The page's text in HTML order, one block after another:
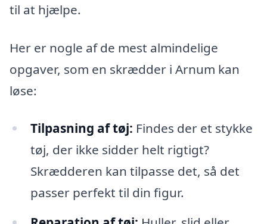
til at hjælpe.
Her er nogle af de mest almindelige
opgaver, som en skrædder i Arnum kan
løse:
Tilpasning af tøj: Findes der et stykke
tøj, der ikke sidder helt rigtigt?
Skrædderen kan tilpasse det, så det
passer perfekt til din figur.